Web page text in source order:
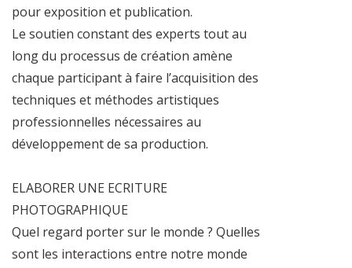
pour exposition et publication.
Le soutien constant des experts tout au
long du processus de création amène
chaque participant à faire l’acquisition des
techniques et méthodes artistiques
professionnelles nécessaires au
développement de sa production.
ELABORER UNE ECRITURE
PHOTOGRAPHIQUE
Quel regard porter sur le monde ? Quelles
sont les interactions entre notre monde